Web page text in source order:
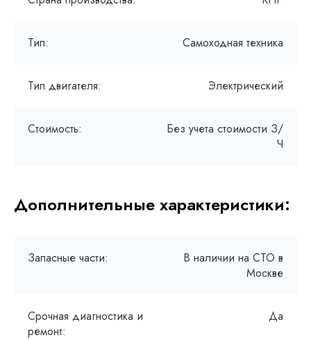
Тип: Самоходная техника
Тип двигателя: Электрический
Стоимость:
Без учета стоимости З/
Ч
Дополнительные характеристики:
Запасные части:
В наличии на СТО в
Москве
Срочная диагностика и
ремонт:
Да